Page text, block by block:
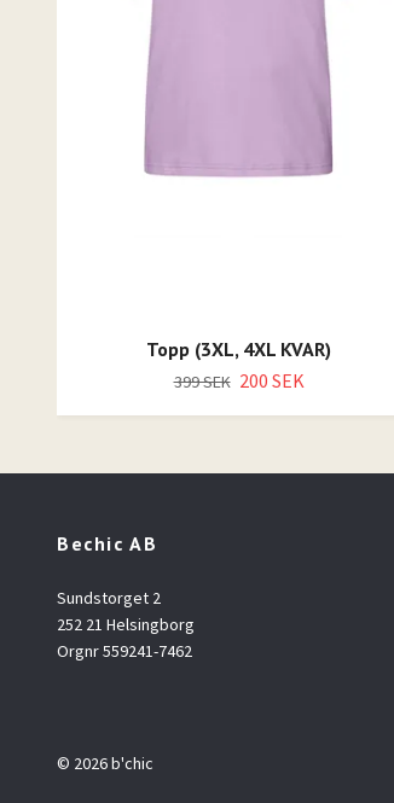
Topp (3XL, 4XL KVAR)
399 SEK 200 SEK
Bechic AB
Sundstorget 2
252 21 Helsingborg
Orgnr 559241-7462
© 2026 b'chic